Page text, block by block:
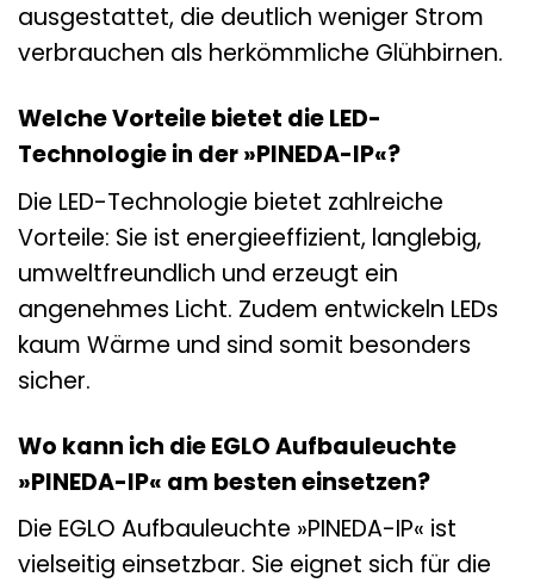
ausgestattet, die deutlich weniger Strom
verbrauchen als herkömmliche Glühbirnen.
Welche Vorteile bietet die LED-
Technologie in der »PINEDA-IP«?
Die LED-Technologie bietet zahlreiche
Vorteile: Sie ist energieeffizient, langlebig,
umweltfreundlich und erzeugt ein
angenehmes Licht. Zudem entwickeln LEDs
kaum Wärme und sind somit besonders
sicher.
Wo kann ich die EGLO Aufbauleuchte
»PINEDA-IP« am besten einsetzen?
Die EGLO Aufbauleuchte »PINEDA-IP« ist
vielseitig einsetzbar. Sie eignet sich für die